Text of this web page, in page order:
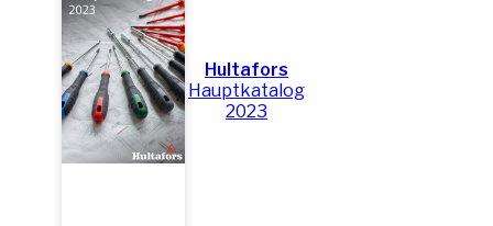
Hultafors
Hauptkatalog
2023